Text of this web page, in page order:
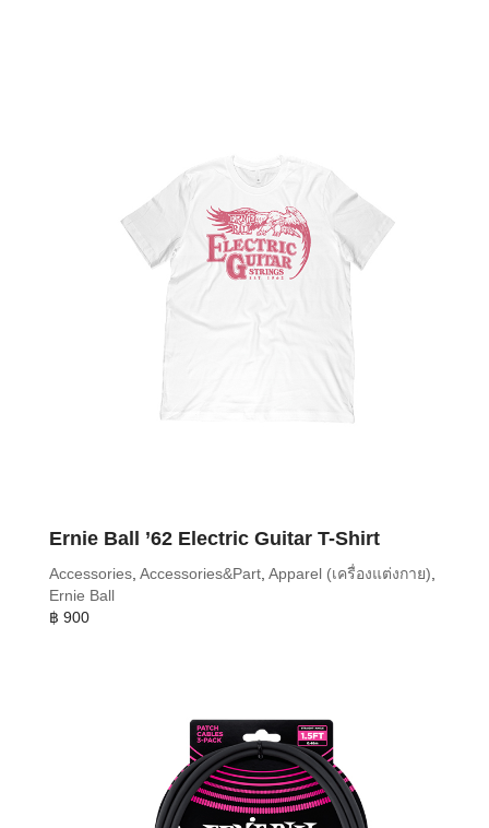
Ernie Ball ’62 Electric Guitar T-Shirt
Accessories Accessories&Part Apparel (เครื่องแต่งกาย)
Ernie Ball
฿ 900